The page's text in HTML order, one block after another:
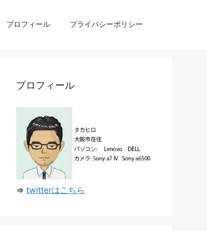
プロフィール プライバシーポリシー
プロフィール
⇒ twitterはこちら